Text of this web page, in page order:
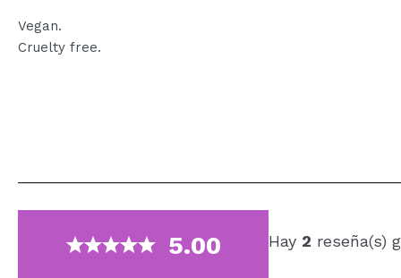
Vegan.
Cruelty free.
5.00 Hay 2 reseña(s)